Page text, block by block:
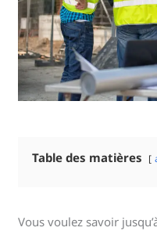
Table des matières
Vous voulez savoir